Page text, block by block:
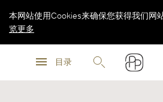
目录
本网站使用Cookies来确保您获得我们网
览更多